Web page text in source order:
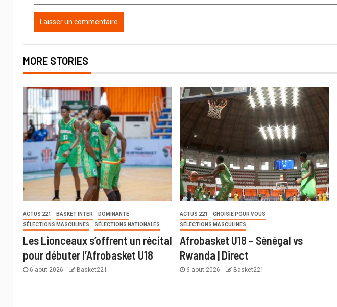
MORE STORIES
ACTUS 221 BASKET INTER
DOMINANTE
SÉLECTIONS MASCULINES
SÉLECTIONS NATIONALES
Les Lionceaux s’offrent un récital
pour débuter l’Afrobasket U18
6 août 2026 Basket221
ACTUS 221
CHOISIE POUR VOUS
SÉLECTIONS MASCULINES
Afrobasket U18 – Sénégal vs
Rwanda | Direct
6 août 2026 Basket221